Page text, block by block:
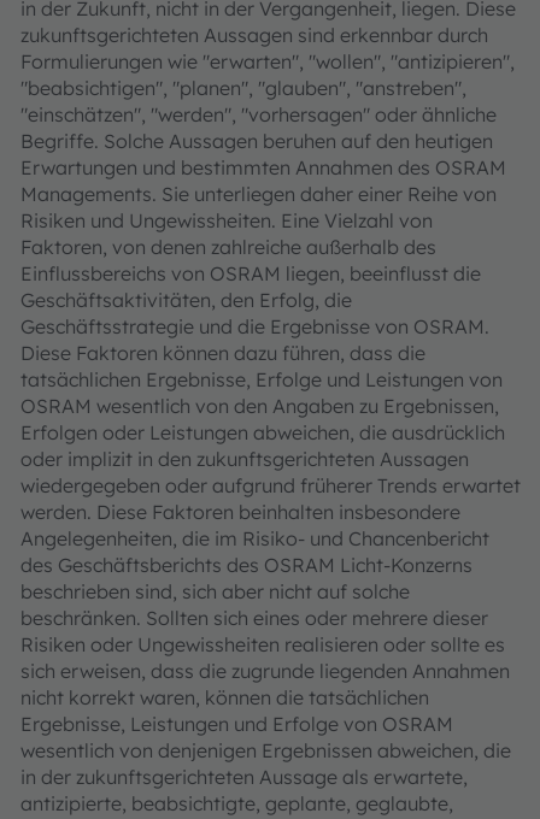
in der Zukunft, nicht in der Vergangenheit, liegen. Diese
zukunftsgerichteten Aussagen sind erkennbar durch
Formulierungen wie "erwarten", "wollen", "antizipieren",
"beabsichtigen", "planen", "glauben", "anstreben",
"einschätzen", "werden", "vorhersagen" oder ähnliche
Begriffe. Solche Aussagen beruhen auf den heutigen
Erwartungen und bestimmten Annahmen des OSRAM
Managements. Sie unterliegen daher einer Reihe von
Risiken und Ungewissheiten. Eine Vielzahl von
Faktoren, von denen zahlreiche außerhalb des
Einflussbereichs von OSRAM liegen, beeinflusst die
Geschäftsaktivitäten, den Erfolg, die
Geschäftsstrategie und die Ergebnisse von OSRAM.
Diese Faktoren können dazu führen, dass die
tatsächlichen Ergebnisse, Erfolge und Leistungen von
OSRAM wesentlich von den Angaben zu Ergebnissen,
Erfolgen oder Leistungen abweichen, die ausdrücklich
oder implizit in den zukunftsgerichteten Aussagen
wiedergegeben oder aufgrund früherer Trends erwartet
werden. Diese Faktoren beinhalten insbesondere
Angelegenheiten, die im Risiko- und Chancenbericht
des Geschäftsberichts des OSRAM Licht-Konzerns
beschrieben sind, sich aber nicht auf solche
beschränken. Sollten sich eines oder mehrere dieser
Risiken oder Ungewissheiten realisieren oder sollte es
sich erweisen, dass die zugrunde liegenden Annahmen
nicht korrekt waren, können die tatsächlichen
Ergebnisse, Leistungen und Erfolge von OSRAM
wesentlich von denjenigen Ergebnissen abweichen, die
in der zukunftsgerichteten Aussage als erwartete,
antizipierte, beabsichtigte, geplante, geglaubte,